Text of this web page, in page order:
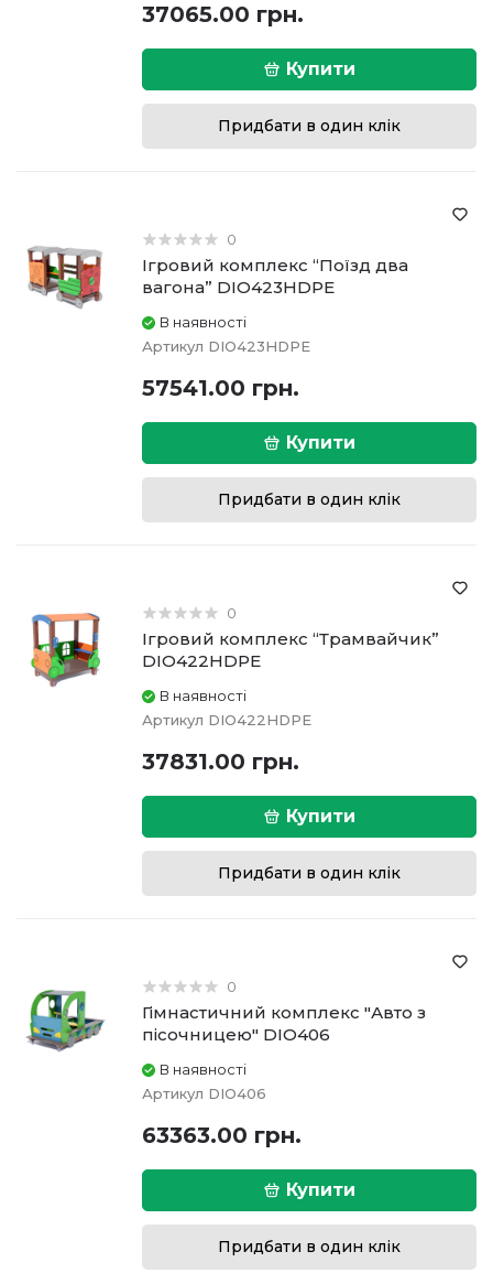
37065.00 грн.
Купити
Придбати в один клік
0
Ігровий комплекс “Поїзд два
вагона” DIO423HDPE
В наявності
Артикул DIO423HDPE
57541.00 грн.
Купити
Придбати в один клік
0
Ігровий комплекс “Трамвайчик”
DIO422HDPE
В наявності
Артикул DIO422HDPE
37831.00 грн.
Купити
Придбати в один клік
0
Гімнастичний комплекс "Авто з
пісочницею" DIO406
В наявності
Артикул DIO406
63363.00 грн.
Купити
Придбати в один клік